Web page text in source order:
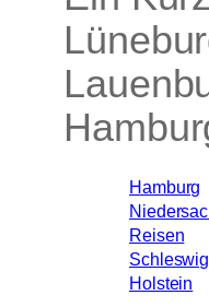
Hamburg
Reisen
Holstein